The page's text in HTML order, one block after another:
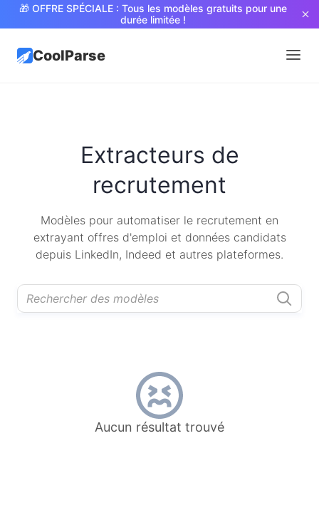
🎁 OFFRE SPÉCIALE : Tous les modèles gratuits pour une
durée limitée !
CoolParse
Extracteurs de
recrutement
Modèles pour automatiser le recrutement en
extrayant offres d'emploi et données candidats
depuis LinkedIn, Indeed et autres plateformes.
Aucun résultat trouvé